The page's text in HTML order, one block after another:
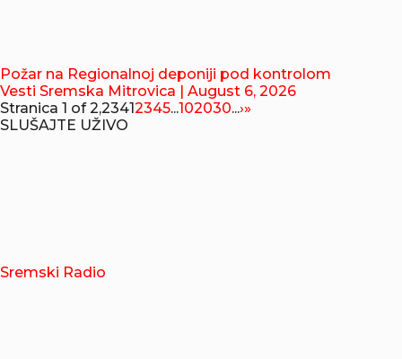
Požar na Regionalnoj deponiji pod kontrolom
Vesti Sremska Mitrovica | August 6, 2026
Stranica 1 of 2,23412345...102030...›»
SLUŠAJTE UŽIVO
Sremski Radio